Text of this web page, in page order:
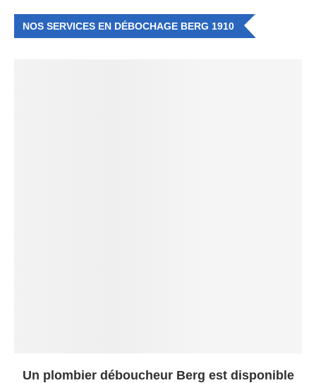
NOS SERVICES EN DÉBOCHAGE BERG 1910
Un plombier déboucheur Berg est disponible